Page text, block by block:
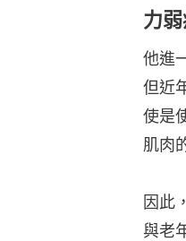
力
他進
但近
使是
肌肉
因此
與老